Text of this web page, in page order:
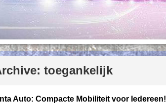
toegankelijk
Auto: Compacte Mobiliteit voor Iedereen!